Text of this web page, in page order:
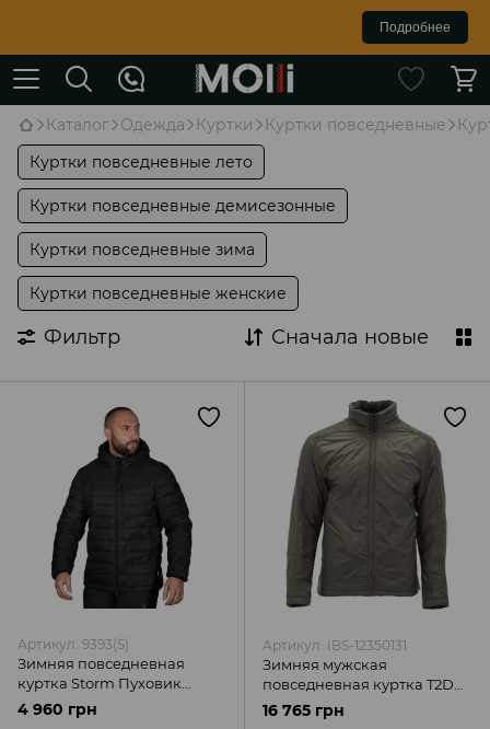
Подробнее
Каталог Одежда Куртки Куртки повседневные
Куртки повседневные лето
Куртки повседневные демисезонные
Куртки повседневные зима
Куртки повседневные женские
Фильтр Сначала новые
Артикул: 9393(S)
Зимняя повседневная
куртка Storm Пуховик
черная Camotec
4 960 грн
Артикул: IBS-12350131
Зимняя мужская
повседневная куртка T2D
олива Carinthia
16 765 грн